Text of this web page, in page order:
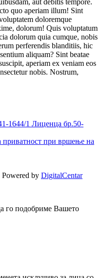
quo aperiam illum! Sint
doloremque
dolorum! Quis voluptatum
dolorum quia cumque, nobis
perferendis blanditiis, hic
aliquam? Sint beatae
aperiam ex veniam eos
nobis. Nostrum,
1644/1 Лиценца бр.50-
приватност при вршење на
by DigitalCentar
го подобриме Вашето